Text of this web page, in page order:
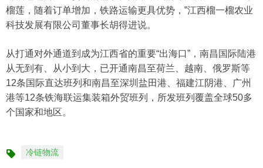
榴莲，随着订单增加，铁路运输更具优势，”江西榴一榴农业
科技发展有限公司董事长胡得进说。
从打通对外通道到成为江西省的重要“出海口”，南昌国际陆港
从无到有、从小到大，已开通南昌至荷兰、越南、俄罗斯等
12条国际直达班列和南昌至深圳盐田港、福建江阴港、广州
港等12条铁海联运集装箱外贸班列，所发班列覆盖全球50多
个国家和地区。
标 冷链物流